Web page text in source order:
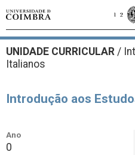
UNIDADE CURRICULAR /
Italianos
Introdução aos
Ano
0